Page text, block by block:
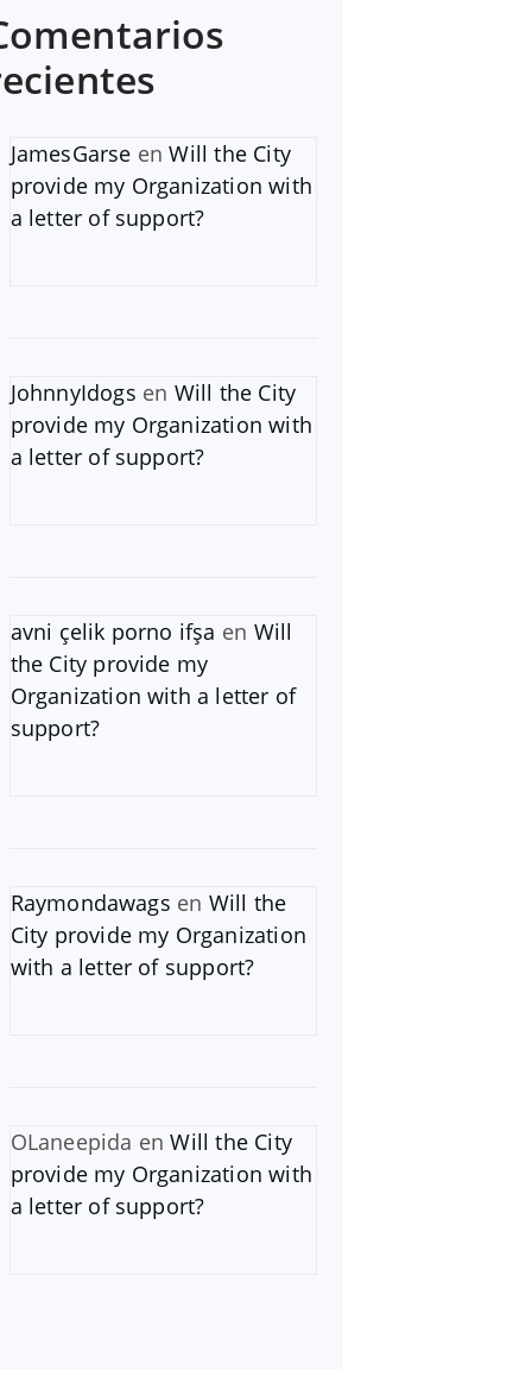
JamesGarse enWill the City
provide my Organization with
a letter of support?
JohnnyIdogs en Will the City
provide my Organization with
a letter of support?
avni çelik porno ifşa en Will
the City provide my
Organization with a letter of
support?
Raymondawags en Will the
City provide my Organization
with a letter of support?
OLaneepida enWill the City
provide my Organization with
a letter of support?